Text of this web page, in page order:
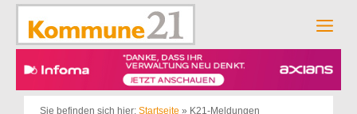
Zum
springen
Sie befinden sich hier: Startseite » K21-Meldungen